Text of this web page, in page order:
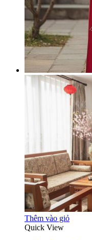
Thêm vào giỏ
Quick View